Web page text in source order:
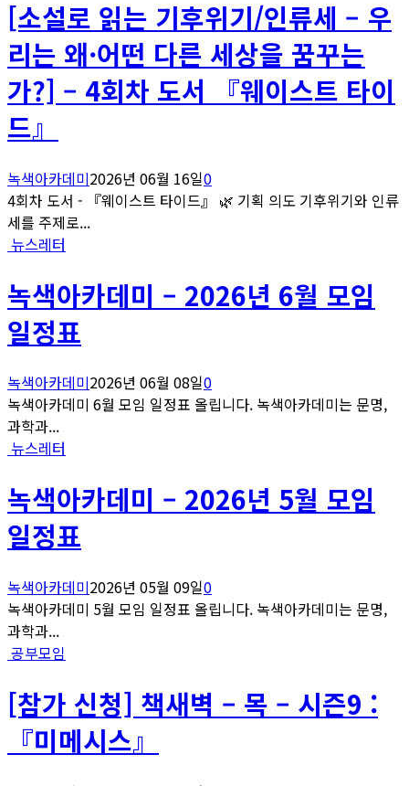
[소설로 읽는 기후위기/인류세 – 우
리는 왜·어떤 다른 세상을 꿈꾸는
가?] – 4회차 도서 『웨이스트 타이
드』
녹색아카데미2026년 06월 16일0
4회차 도서 - 『웨이스트 타이드』 🌿 기획 의도 기후위기와 인류
세를 주제로...
뉴스레터
녹색아카데미 – 2026년 6월 모임
일정표
녹색아카데미2026년 06월 08일0
녹색아카데미 6월 모임 일정표 올립니다. 녹색아카데미는 문명,
과학과...
뉴스레터
녹색아카데미 – 2026년 5월 모임
일정표
녹색아카데미2026년 05월 09일0
녹색아카데미 5월 모임 일정표 올립니다. 녹색아카데미는 문명,
과학과...
공부모임
[참가 신청] 책새벽 – 목 – 시즌9 :
『미메시스』